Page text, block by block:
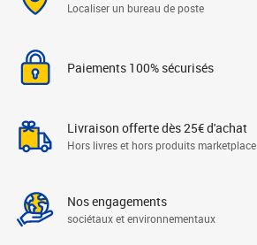
Localiser un bureau de poste
Paiements 100% sécurisés
Livraison offerte dès 25€ d'achat
Hors livres et hors produits marketplace
Nos engagements
sociétaux et environnementaux